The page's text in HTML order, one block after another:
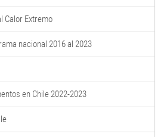
Calor Extremo
nacional 2016 al 2023
en Chile 2022-2023